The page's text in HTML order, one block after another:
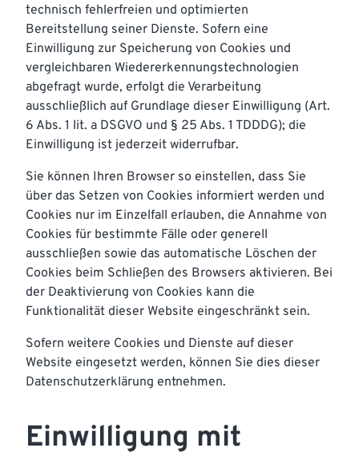
technisch fehlerfreien und optimierten
Bereitstellung seiner Dienste. Sofern eine
Einwilligung zur Speicherung von Cookies und
vergleichbaren Wiedererkennungstechnologien
abgefragt wurde, erfolgt die Verarbeitung
ausschließlich auf Grundlage dieser Einwilligung (Art.
6 Abs. 1 lit. a DSGVO und § 25 Abs. 1 TDDDG); die
Einwilligung ist jederzeit widerrufbar.
Sie können Ihren Browser so einstellen, dass Sie
über das Setzen von Cookies informiert werden und
Cookies nur im Einzelfall erlauben, die Annahme von
Cookies für bestimmte Fälle oder generell
ausschließen sowie das automatische Löschen der
Cookies beim Schließen des Browsers aktivieren. Bei
der Deaktivierung von Cookies kann die
Funktionalität dieser Website eingeschränkt sein.
Sofern weitere Cookies und Dienste auf dieser
Website eingesetzt werden, können Sie dies dieser
Datenschutzerklärung entnehmen.
Einwilligung mit